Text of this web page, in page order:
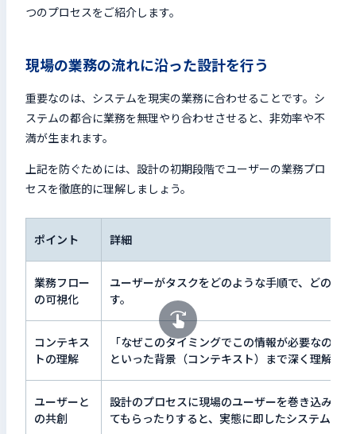
つのプロセスをご紹介します。
現場の業務の流れに沿った設計を行う
重要なのは、システムを現実の業務に合わせることです。シ
ステムの都合に業務を無理やり合わせさせると、非効率や不
満が生まれます。
上記を防ぐためには、設計の初期段階でユーザーの業務プロ
セスを徹底的に理解しましょう。
ポイント 詳細
業務フロー
の可視化
ユーザーがタスクをどのような手順で、どのよ
す。
コンテキス
トの理解
「なぜこのタイミングでこの情報が必要なのか
といった背景（コンテキスト）まで深く理解し
ユーザーと
の共創
設計のプロセスに現場のユーザーを巻き込み、
てもらったりすると、実態に即したシステムを